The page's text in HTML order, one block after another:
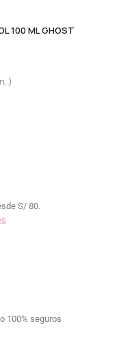
100 ML GHOST
)
S/ 80.
100% seguros